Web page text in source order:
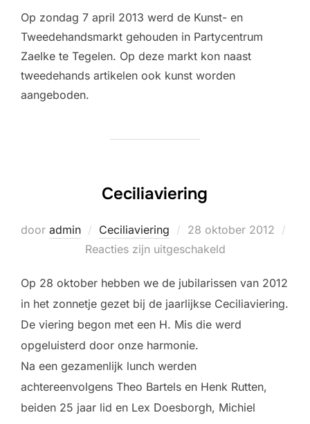
Op zondag 7 april 2013 werd de Kunst- en
Tweedehandsmarkt gehouden in Partycentrum
Zaelke te Tegelen. Op deze markt kon naast
tweedehands artikelen ook kunst worden
aangeboden.
Ceciliaviering
door admin Ceciliaviering
Geplaatst
op
28 oktober 2012
Reacties zijn uitgeschakeld
Op 28 oktober hebben we de jubilarissen van 2012
in het zonnetje gezet bij de jaarlijkse Ceciliaviering.
De viering begon met een H. Mis die werd
opgeluisterd door onze harmonie.
Na een gezamenlijk lunch werden
achtereenvolgens Theo Bartels en Henk Rutten,
beiden 25 jaar lid en Lex Doesborgh, Michiel